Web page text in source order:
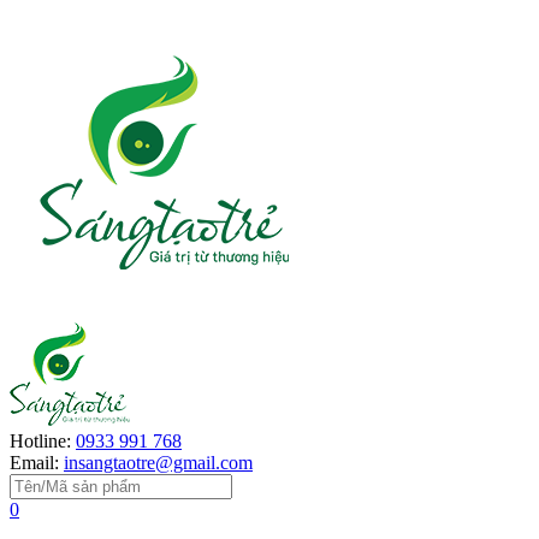
Hotline: 0933 991 768
Email: insangtaotre@gmail.com
0